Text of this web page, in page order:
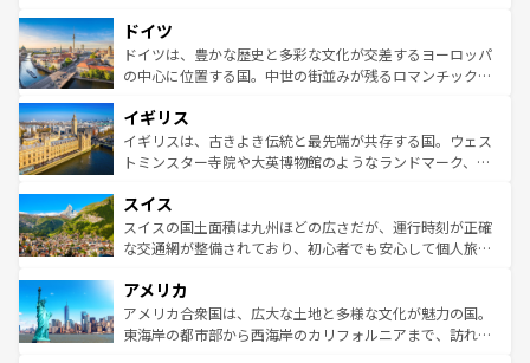
せる。地方によって風土や気候が異なるスペインはその個
性で訪れる人を魅了する。 なお、新着のスペイン情報は コ
ンテンツ一覧を参照してほしい。
で、幅広い魅力が詰まっている。華麗な宮殿、歴史的な大
聖堂、美しいビーチ、そして豊かな自然が、訪れる者を心
から魅了する。また、フランスは美食の国としても知ら
いる。シャンパンの発祥地であるランス、プロヴァンスの
香り高いラベンダー畑など、多彩な楽しみ方が可能だ。さ
らに、パリ以外の地域にも魅力が溢れており、どの街角に
れる地方に足を運ぶとそれぞれで全く異なる文化を体験で
きるだろう。 なお、新着のフランス情報はコンテンツ一覧
を参照してほしい。
ドイツ
ドイツは、豊かな歴史と多彩な文化が交差するヨーロッパ
の中心に位置する国。中世の街並みが残るロマンチック街
顔を持つこの国は、どこを歩いても飽きることがない。ベ
ルリンの文化的活気、バイエルン州のアルプスの絶景、そ
してライン川沿いのワイン畑といった風景は必見。ビール
は、お酒好きな人にはぜひ体験してほしい。 なお、新着の
ドイツ情報はコンテンツ一覧を参照してほしい。
イギリス
イギリスは、古きよき伝統と最先端が共存する国。ウェス
トミンスター寺院や大英博物館のようなランドマーク、歴
リアごとに異なる魅力がある。また、優雅なアフタヌーン
ティー、ビール好きにはたまらない英国パブ、サッカー観
戦など、本場だからこそできる体験も豊富。イギリスを旅
ンツ一覧を参照してほしい。
スイス
スイスの国土面積は九州ほどの広さだが、運行時刻が正確
な交通網が整備されており、初心者でも安心して個人旅行
の建物がそのまま残る町や、スイスならではのユニークな
博物館もあり、アルプス観光だけでなく町歩きも満喫する
ことができる。国民の所得が高いため物価も高いが、旅行
アメリカ
アメリカ合衆国は、広大な土地と多様な文化が魅力の国。
東海岸の都市部から西海岸のカリフォルニアまで、訪れる